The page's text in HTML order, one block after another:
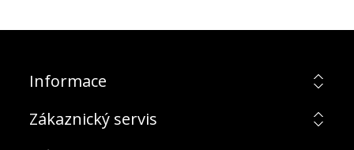
Informace
Zákaznický servis